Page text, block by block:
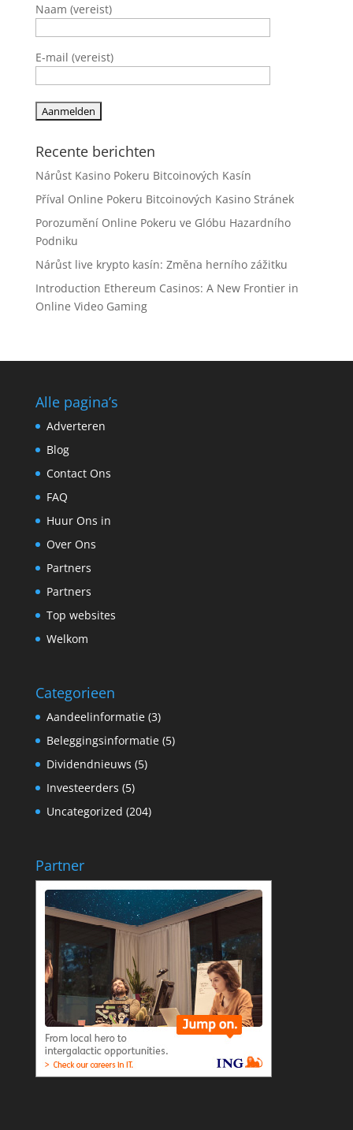
Naam (vereist)
E-mail (vereist)
Recente berichten
Nárůst Kasino Pokeru Bitcoinových Kasín
Příval Online Pokeru Bitcoinových Kasino Stránek
Porozumění Online Pokeru ve Glóbu Hazardního
Podniku
Nárůst live krypto kasín: Změna herního zážitku
Introduction Ethereum Casinos: A New Frontier in
Online Video Gaming
Alle pagina’s
Adverteren
Blog
Contact Ons
FAQ
Huur Ons in
Over Ons
Partners
Partners
Top websites
Welkom
Categorieen
Aandeelinformatie(3)
Beleggingsinformatie(5)
Dividendnieuws (5)
Investeerders (5)
Uncategorized (204)
Partner